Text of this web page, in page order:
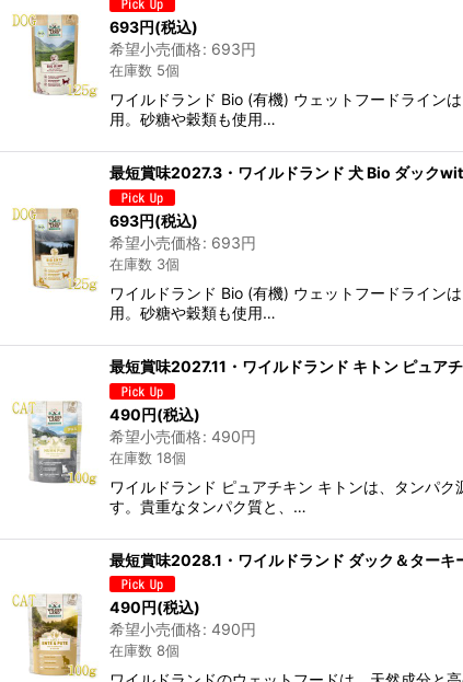
693円(税込)
希望小売価格: 693円
在庫数 5個
ワイルドランド Bio (有機) ウェットフードライン
用。砂糖や穀類も使用…
最短賞味2027.3・ワイルドランド 犬 Bio ダック
693円(税込)
希望小売価格: 693円
在庫数 3個
ワイルドランド Bio (有機) ウェットフードライン
用。砂糖や穀類も使用…
最短賞味2027.11・ワイルドランド キトン ピュ
490円(税込)
希望小売価格: 490円
在庫数 18個
ワイルドランド ピュアチキン キトンは、タンパ
す。貴重なタンパク質と、…
最短賞味2028.1・ワイルドランド ダック＆ター
490円(税込)
希望小売価格: 490円
在庫数 8個